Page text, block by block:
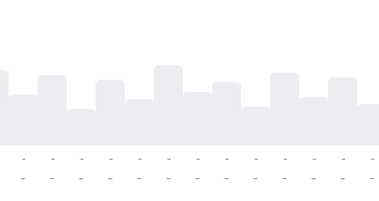
-
-
-
-
-
-
-
-
-
-
-
-
-
-
-
-
-
-
-
-
-
-
-
-
-
-